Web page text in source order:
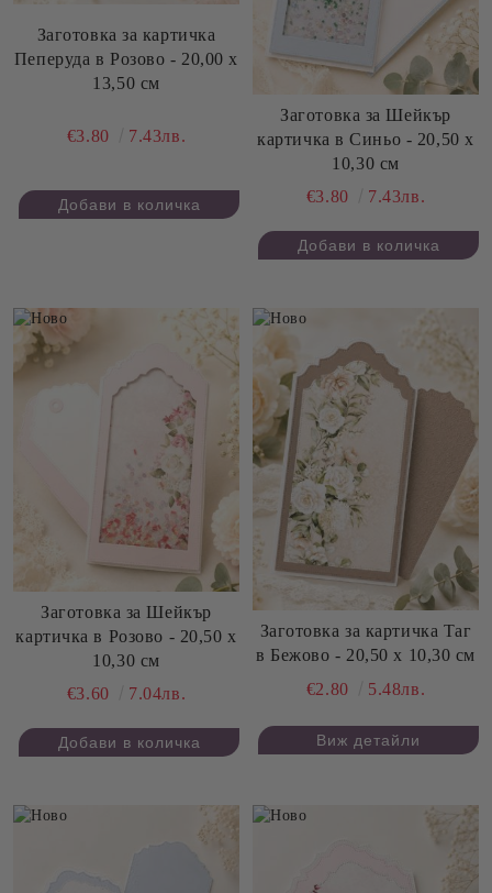
Заготовка за картичка
Пеперуда в Розово - 20,00 х
13,50 см
€3.80 7.43лв.
Заготовка за Шейкър
картичка в Синьо - 20,50 х
10,30 см
€3.80
7.43лв.
Заготовка за Шейкър
картичка в Розово - 20,50 х
10,30 см
€3.60
7.04лв.
Заготовка за картичка Таг
в Бежово - 20,50 х 10,30 см
€2.80
5.48лв.
Виж детайли